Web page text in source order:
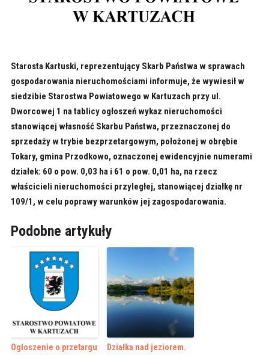
Starosta Kartuski, reprezentujący Skarb Państwa w sprawach
gospodarowania nieruchomościami informuje, że wywiesił w
siedzibie Starostwa Powiatowego w Kartuzach przy ul.
Dworcowej 1 na tablicy ogłoszeń wykaz nieruchomości
stanowiącej własność Skarbu Państwa, przeznaczonej do
sprzedaży w trybie bezprzetargowym, położonej w obrębie
Tokary, gmina Przodkowo, oznaczonej ewidencyjnie numerami
działek: 60 o pow. 0,03 ha i 61 o pow. 0,01 ha, na rzecz
właścicieli nieruchomości przyległej, stanowiącej działkę nr
109/1, w celu poprawy warunków jej zagospodarowania.
Podobne artykuły
Ogłoszenie o przetargu
Działka nad jeziorem.